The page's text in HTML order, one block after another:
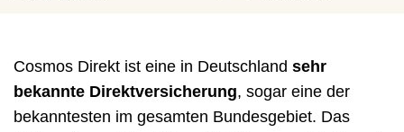
Cosmos Direkt ist eine in Deutschland sehr
bekannte Direktversicherung, sogar eine der
bekanntesten im gesamten Bundesgebiet. Das